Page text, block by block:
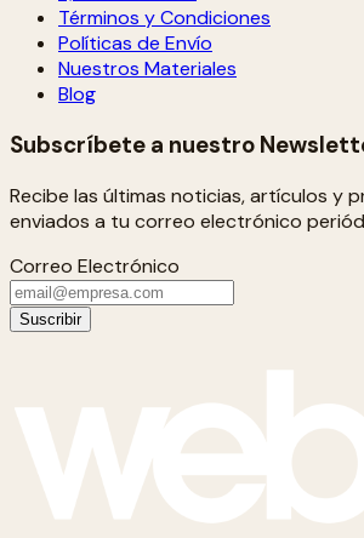
Términos y Condiciones
Políticas de Envío
Nuestros Materiales
Blog
Subscríbete a nuestro
Recibe las últimas noticias, artículos y
enviados a tu correo electrónico
Correo Electrónico
Suscribir